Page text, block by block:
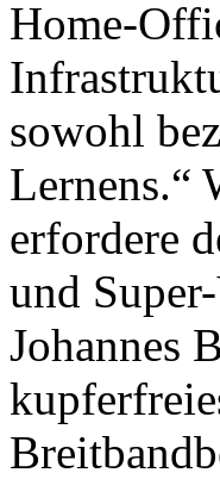
Home-
sowohl
Lernens.“
erfordere
und
Johannes